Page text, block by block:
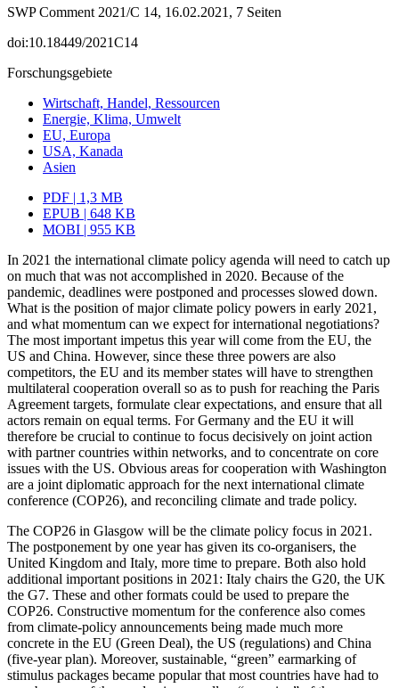
SWP Comment 2021/C 14, 16.02.2021, 7 Seiten
doi:10.18449/2021C14
Forschungsgebiete
Wirtschaft, Handel, Ressourcen
Energie, Klima, Umwelt
EU, Europa
USA, Kanada
Asien
PDF | 1,3 MB
EPUB | 648 KB
MOBI | 955 KB
In 2021 the international climate policy agenda will need to catch up
on much that was not accomplished in 2020. Because of the
pandemic, deadlines were postponed and processes slowed down.
What is the position of major climate policy powers in early 2021,
and what momentum can we expect for international negotiations?
The most important impetus this year will come from the EU, the
US and China. However, since these three powers are also
competitors, the EU and its member states will have to strengthen
multilateral cooperation overall so as to push for reaching the Paris
Agreement targets, formulate clear expectations, and ensure that all
actors remain on equal terms. For Germany and the EU it will
therefore be crucial to continue to focus decisively on joint action
with partner countries within networks, and to concentrate on core
issues with the US. Obvious areas for cooperation with Washington
are a joint diplomatic approach for the next international climate
conference (COP26), and rec­on­ciling climate and trade policy.
The COP26 in Glasgow will be the climate policy focus in 2021.
The postponement by one year has given its co-organisers, the
United Kingdom and Italy, more time to prepare. Both also hold
additional impor­tant positions in 2021: Italy chairs the G20, the UK
the G7. These and other formats could be used to prepare the
COP26. Con­structive momentum for the conference also comes
from climate-policy announcements being made much more
concrete in the EU (Green Deal), the US (regulations) and China
(five-year plan). Moreover, sus­tainable, “green” earmarking of
stimulus packages became popular that most coun­tries have had to